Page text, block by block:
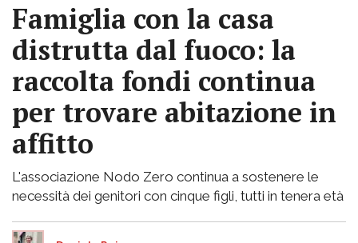
Famiglia con la casa
distrutta dal fuoco: la
raccolta fondi continua
per trovare abitazione in
affitto
L'associazione Nodo Zero continua a sostenere le
necessità dei genitori con cinque figli, tutti in tenera età